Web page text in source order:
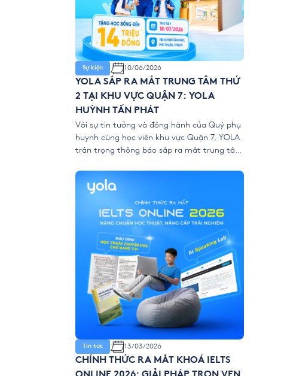
Sự kiện 10/06/2026
YOLA SẮP RA MẮT TRUNG TÂM THỨ
2 TẠI KHU VỰC QUẬN 7: YOLA
HUỲNH TẤN PHÁT
Với sự tin tưởng và đồng hành của Quý phụ
huynh cùng học viên khu vực Quận 7, YOLA
trân trọng thông báo sắp ra mắt trung tâm
rộng nhằm mang môi trường học chuẩn
quốc tế và phương pháp giảng dạy hiện đại
Tin tức 13/03/2026
CHÍNH THỨC RA MẮT KHOÁ IELTS